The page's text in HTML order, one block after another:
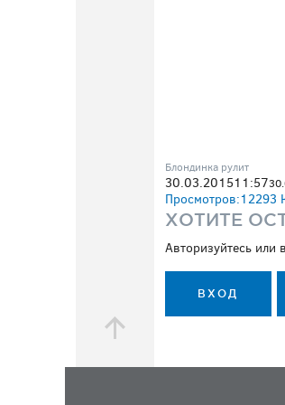
Блондинка рулит
30.03.201511:57
Просмотров:12293
ХОТИТЕ
Авторизуйтесь или
ВХОД